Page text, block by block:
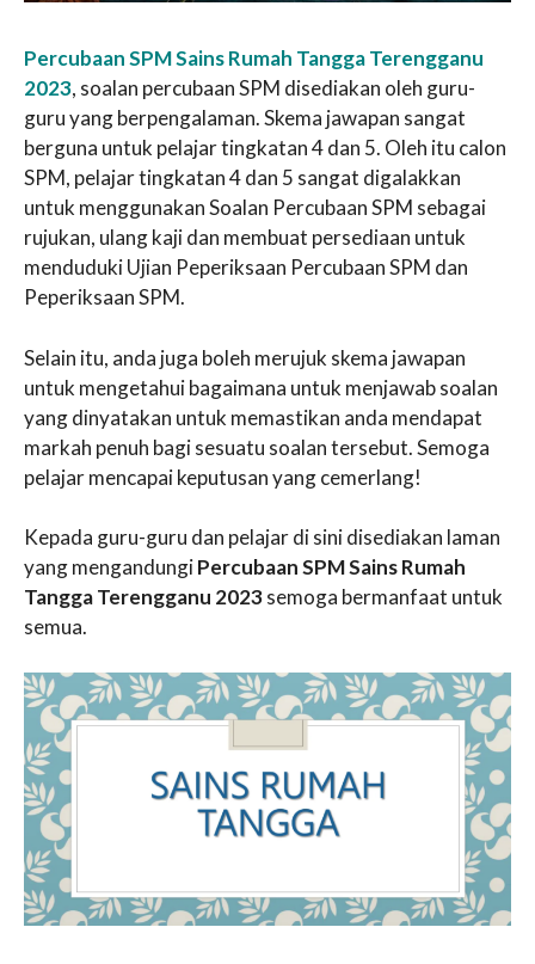
Percubaan SPM Sains Rumah Tangga Terengganu
2023, soalan percubaan SPM disediakan oleh guru-
guru yang berpengalaman. Skema jawapan sangat
berguna untuk pelajar tingkatan 4 dan 5. Oleh itu calon
SPM, pelajar tingkatan 4 dan 5 sangat digalakkan
untuk menggunakan Soalan Percubaan SPM sebagai
rujukan, ulang kaji dan membuat persediaan untuk
menduduki Ujian Peperiksaan Percubaan SPM dan
Peperiksaan SPM.
Selain itu, anda juga boleh merujuk skema jawapan
untuk mengetahui bagaimana untuk menjawab soalan
yang dinyatakan untuk memastikan anda mendapat
markah penuh bagi sesuatu soalan tersebut. Semoga
pelajar mencapai keputusan yang cemerlang!
Kepada guru-guru dan pelajar di sini disediakan laman
yang mengandungiPercubaan SPM Sains Rumah
Tangga Terengganu 2023semoga bermanfaat untuk
semua.